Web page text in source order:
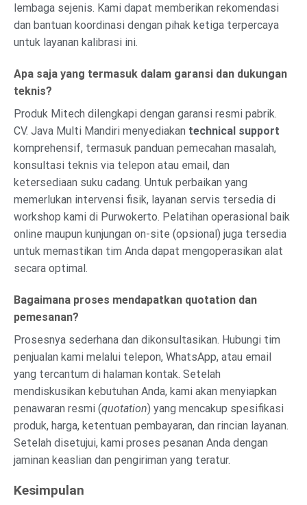
lembaga sejenis. Kami dapat memberikan rekomendasi
dan bantuan koordinasi dengan pihak ketiga terpercaya
untuk layanan kalibrasi ini.
Apa saja yang termasuk dalam garansi dan dukungan
teknis?
Produk Mitech dilengkapi dengan garansi resmi pabrik.
CV. Java Multi Mandiri menyediakan technical support
komprehensif, termasuk panduan pemecahan masalah,
konsultasi teknis via telepon atau email, dan
ketersediaan suku cadang. Untuk perbaikan yang
memerlukan intervensi fisik, layanan servis tersedia di
workshop kami di Purwokerto. Pelatihan operasional baik
online maupun kunjungan on-site (opsional) juga tersedia
untuk memastikan tim Anda dapat mengoperasikan alat
secara optimal.
Bagaimana proses mendapatkan quotation dan
pemesanan?
Prosesnya sederhana dan dikonsultasikan. Hubungi tim
penjualan kami melalui telepon, WhatsApp, atau email
yang tercantum di halaman kontak. Setelah
mendiskusikan kebutuhan Anda, kami akan menyiapkan
penawaran resmi (quotation) yang mencakup spesifikasi
produk, harga, ketentuan pembayaran, dan rincian layanan.
Setelah disetujui, kami proses pesanan Anda dengan
jaminan keaslian dan pengiriman yang teratur.
Kesimpulan